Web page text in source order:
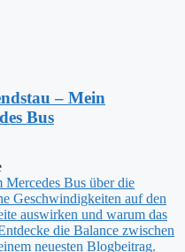
– Mein
Bus